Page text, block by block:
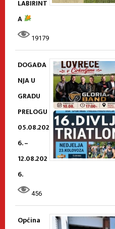
LABIRINT
A
19179
DOGAĐA
NJA U
GRADU
PRELOGU
05.08.202
6. –
12.08.202
6.
456
Općina